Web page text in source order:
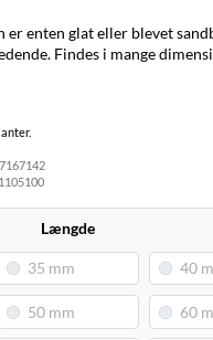
Leveres
kr.
Tirsdag d. 11/8
enten glat eller blevet
Findes i mange
Længde